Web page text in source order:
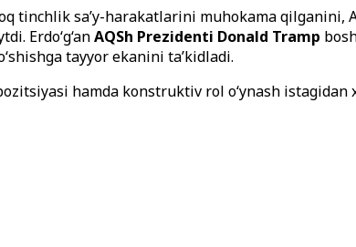
tinchlik sa’y-harakatlarini muhokama qilganini,
Erdo‘g‘anAQSh Prezidenti Donald Tramp
tayyor ekanini ta’kidladi.
hamda konstruktiv rol o‘ynash